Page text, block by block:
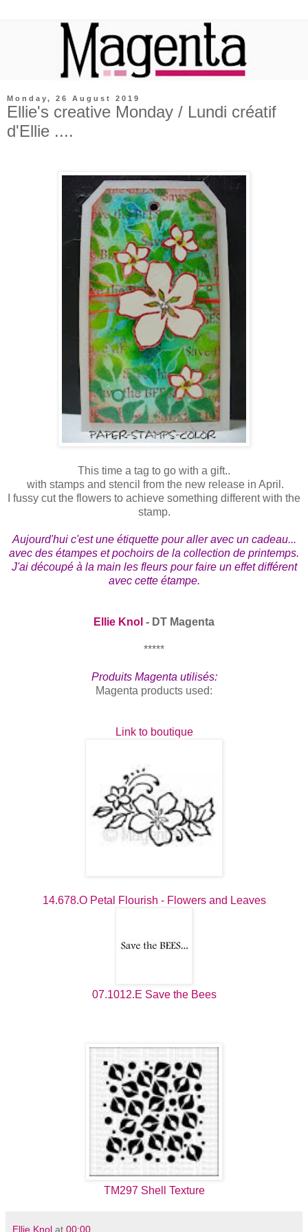
Monday, 26 August 2019
Ellie's creative Monday / Lundi créatif
d'Ellie ....
This time a tag to go with a gift..
with stamps and stencil from the new release in April.
I fussy cut the flowers to achieve something different with the
stamp.
Aujourd'hui c'est une étiquette pour aller avec un cadeau...
avec des étampes et pochoirs de la collection de printemps.
J'ai découpé à la main les fleurs pour faire un effet différent
avec cette étampe.
Ellie Knol - DT Magenta
*****
Produits Magenta utilisés:
Magenta products used:
Link to boutique
14.678.O Petal Flourish - Flowers and Leaves
07.1012.E Save the Bees
TM297 Shell Texture
Ellie Knol at 00:00